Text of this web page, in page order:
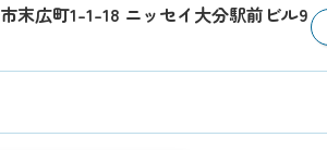
末広町1-1-18 ニッセイ大分駅前ビル9